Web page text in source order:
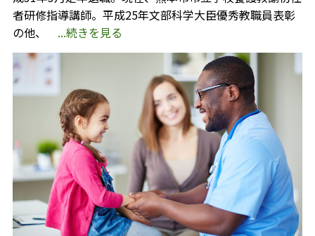
者研修指導講師。平成25年文部科学大臣優秀教職員表彰
の他、 ...続きを見る